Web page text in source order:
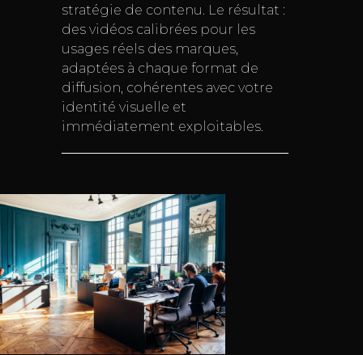
stratégie de contenu. Le résultat :
des vidéos calibrées pour les
usages réels des marques,
adaptées à chaque format de
diffusion, cohérentes avec votre
identité visuelle et
immédiatement exploitables.